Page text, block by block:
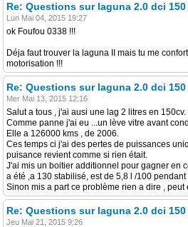
Re: Questions sur laguna 2.0 dci 150
Lun Mai 04, 2015 19:27
ok Foufou 0338 !!!
Déja faut trouver la laguna II mais tu me
motorisation !!!
Re: Questions sur laguna 2.0 dci 150
Mer Mai 13, 2015 12:16
Salut a tous , j'ai ausi une lag 2 litres en 150cv.
Comme panne j'ai eu ...un lève vitre avant
Elle a 126000 kms , de 2006.
Ces temps ci j'ai des pertes de puissances
puisance revient comme si rien était.
J'ai mis un boitier additionnel pour gagner en
a été ,a 130 stabilisé, est de 5,8 l /100 pendant
Sinon mis a part ce problème rien a dire ,
Re: Questions sur laguna 2.0 dci 150
Jeu Mai 21, 2015 9:26